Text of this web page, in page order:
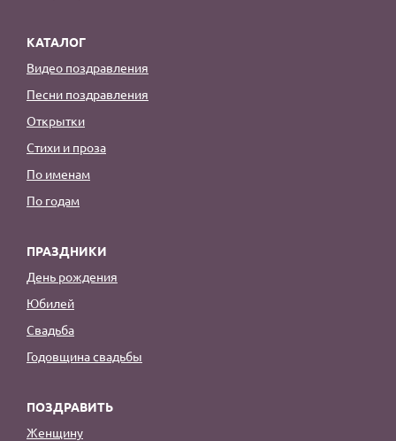
КАТАЛОГ
Видео поздравления
Песни поздравления
Открытки
Стихи и проза
По именам
По годам
ПРАЗДНИКИ
День рождения
Юбилей
Свадьба
Годовщина свадьбы
ПОЗДРАВИТЬ
Женщину